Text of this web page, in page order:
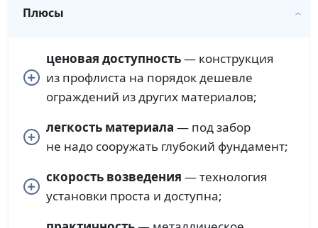
Плюсы
ценовая доступность— конструкция
из профлиста на порядок дешевле
ограждений из других материалов;
легкость материала — под забор
не надо сооружать глубокий фундамент;
скорость возведения — технология
установки проста и доступна;